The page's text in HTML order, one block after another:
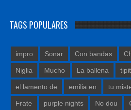
TAGS POPULARES
impro Sonar Con bandas
Niglia Mucho La ballena
el lamento de emilia en tu
Frate purple nights No dou